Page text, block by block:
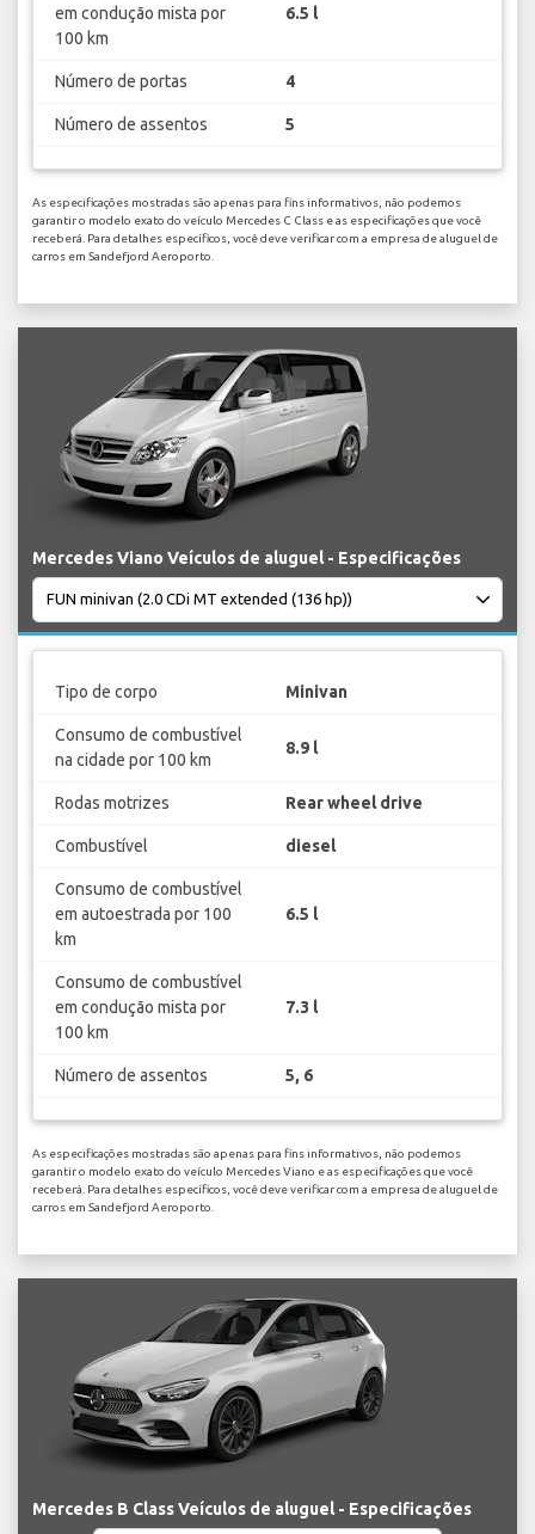
em condução mista por
100 km
6.5 l
Número de portas 4
Número de assentos 5
As especificações mostradas são apenas para fins informativos, não podemos
garantir o modelo exato do veículo Mercedes C Class e as especificações que você
receberá. Para detalhes específicos, você deve verificar com a empresa de aluguel de
carros em Sandefjord Aeroporto.
Mercedes Viano Veículos de aluguel - Especificações
Tipo de corpo Minivan
Consumo de combustível
na cidade por 100 km
8.9 l
Rodas motrizes Rear wheel drive
Combustível diesel
Consumo de combustível
em autoestrada por 100
km
6.5 l
Consumo de combustível
em condução mista por
100 km
7.3 l
Número de assentos 5, 6
As especificações mostradas são apenas para fins informativos, não podemos
garantir o modelo exato do veículo Mercedes Viano e as especificações que você
receberá. Para detalhes específicos, você deve verificar com a empresa de aluguel de
carros em Sandefjord Aeroporto.
Mercedes B Class Veículos de aluguel - Especificações